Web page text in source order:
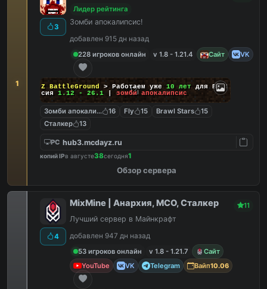
1
3
Лидер рейтинга
Зомби апокалипсис!
добавлен 915 дн назад
228 игроков онлайн
v 1.8 - 1.21.4 Сайт VK
DayZ BattleGround > Работаем уже 10 лет для Вас!
Версия 1.12 - 26.1 | зомби апокалипсис
Зомби апокалипсис16 Fly 15 Brawl Stars
15
Сталкер
13
PC hub3.mcdayz.ru
копий IPв августе38сегодня1
Обзор сервера
4
MixMine | Анархия, МСО, Сталкер 11
Лучший сервер в Майнкрафт
добавлен 947 дн назад
53 игроков онлайн
v 1.8 - 1.21.7
Сайт
YouTube
VK Telegram Вайп10.06